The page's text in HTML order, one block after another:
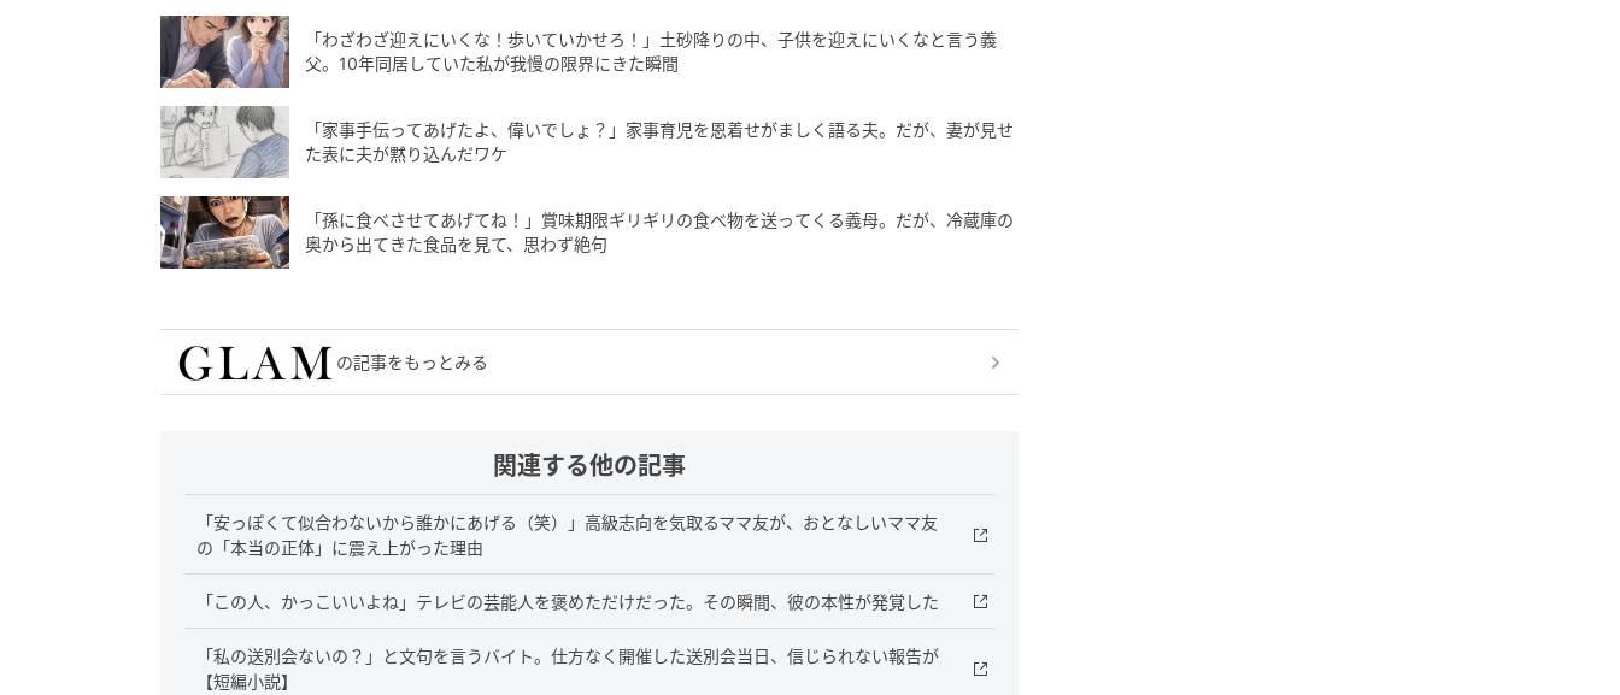
「わざわざ迎えにいくな！歩いていかせろ！」土砂降りの中、子供を迎えにいくなと言う義
父。10年同居していた私が我慢の限界にきた瞬間
「家事手伝ってあげたよ、偉いでしょ？」家事育児を恩着せがましく語る夫。だが、妻が見せ
た表に夫が黙り込んだワケ
「孫に食べさせてあげてね！」賞味期限ギリギリの食べ物を送ってくる義母。だが、冷蔵庫の
奥から出てきた食品を見て、思わず絶句
の記事をもっとみる
関連する他の記事
「安っぽくて似合わないから誰かにあげる（笑）」高級志向を気取るママ友が、おとなしいママ友
の「本当の正体」に震え上がった理由
「この人、かっこいいよね」テレビの芸能人を褒めただけだった。その瞬間、彼の本性が発覚した
「私の送別会ないの？」と文句を言うバイト。仕方なく開催した送別会当日、信じられない報告が
【短編小説】